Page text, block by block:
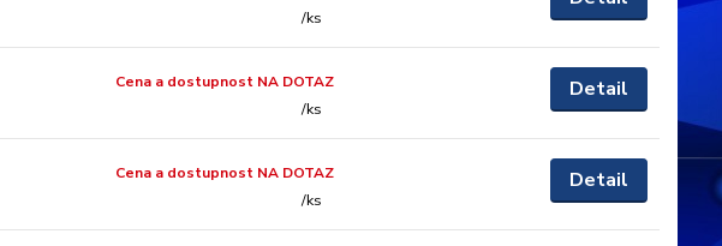
/ks
/ks
Cena a dostupnost NA DOTAZ Detail
/ks
Cena a dostupnost NA DOTAZ Detail